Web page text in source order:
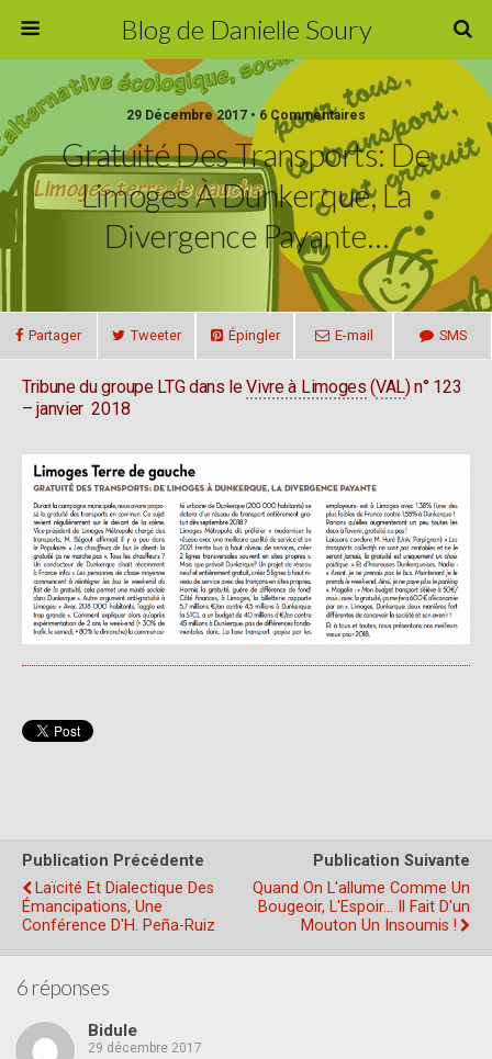
Blog de Danielle Soury
29 Décembre 2017 • 6 Commentaires
Gratuité Des Transports: De
Limoges À Dunkerque, La
Divergence Payante…
Partager Tweeter Épingler E-mail SMS
Tribune du groupe LTG dans leVivre à Limoges (VAL) n° 123
– janvier 2018
Publication Précédente
Laïcité Et Dialectique Des
Émancipations, Une
Conférence D'H. Peña-Ruiz
Publication Suivante
Quand On L'allume Comme Un
Bougeoir, L'Espoir… Il Fait D'un
Mouton Un Insoumis !
6 réponses
Bidule
29 décembre 2017